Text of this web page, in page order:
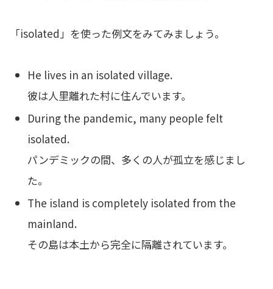
「isolated」を使った例文をみてみましょう。
He lives in an isolated village.
彼は人里離れた村に住んでいます。
During the pandemic, many people felt
isolated.
パンデミックの間、多くの人が孤立を感じまし
た。
The island is completely isolated from the
mainland.
その島は本土から完全に隔離されています。